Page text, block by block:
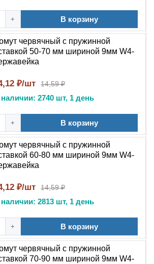
+ В корзину
червячный с пружинной
50-70 мм шириной 9мм W4-
₽/шт 14,59 ₽
2740 шт, 1 день
+ В корзину
червячный с пружинной
60-80 мм шириной 9мм W4-
₽/шт 14,59 ₽
2813 шт, 1 день
+ В корзину
червячный с пружинной
70-90 мм шириной 9мм W4-